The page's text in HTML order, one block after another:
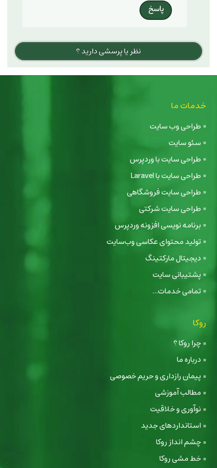
پاسخ
نظر یا پرسشی دارید ؟
خدمات ما
طراحی وب سایت
سئو سایت
طراحی سایت با وردپرس
طراحی سایت با Laravel
طراحی سایت فروشگاهی
طراحی سایت شرکتی
برنامه نویسی افزونه وردپرس
تولید محتوای عکاسی وب‌سایت
دیجیتال مارکتینگ
پشتیبانی سایت
تمامی خدمات...
روکا
چرا روکا ؟
درباره ما
پیمان رازداری و حریم خصوصی
مطالب آموزشی
نوآوری و خلاقیت
استانداردهای جدید
چشم انداز روکا
خط مشی روکا